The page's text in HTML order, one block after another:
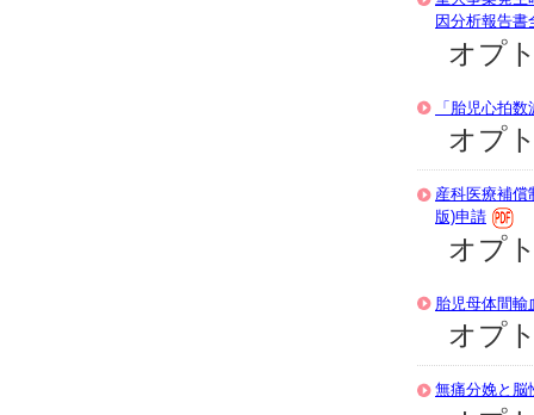
因分析報告
オプ
「胎児心拍
オプ
産科医療補償
版)申請
オプ
胎児母体間
オプ
無痛分娩と脳